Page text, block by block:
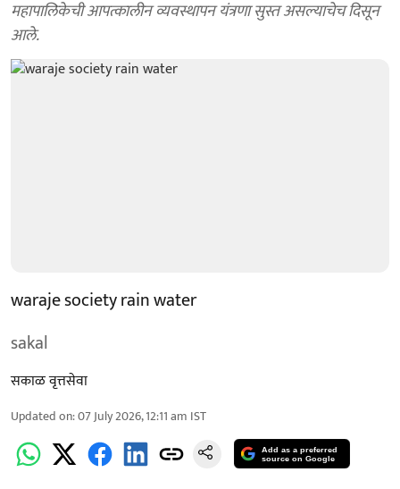
महापालिकेची आपत्कालीन व्यवस्थापन यंत्रणा सुस्त असल्याचेच दिसून
आले.
waraje society rain water
sakal
सकाळ वृत्तसेवा
Updated on:07 July 2026, 12:11 am IST
Add as a preferred
source on Google